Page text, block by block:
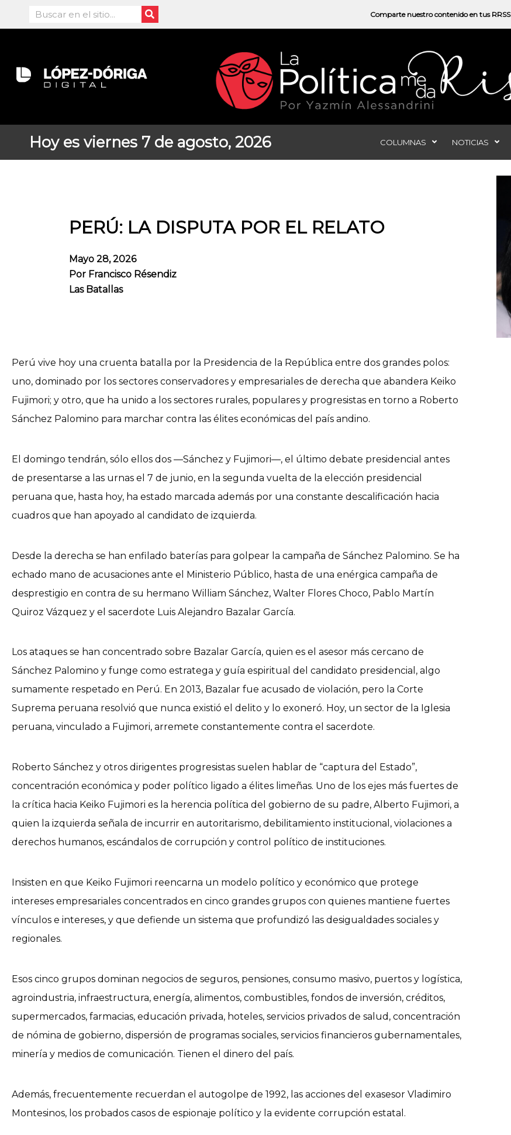
Search Comparte nuestro contenido en tus RRSS
Hoy es viernes 7 de agosto, 2026 COLUMNAS NOTICIAS
PERÚ: LA DISPUTA POR EL RELATO
Mayo 28, 2026
Por Francisco Résendiz
Las Batallas
Perú vive hoy una cruenta batalla por la Presidencia de la República entre dos grandes polos:
uno, dominado por los sectores conservadores y empresariales de derecha que abandera Keiko
Fujimori; y otro, que ha unido a los sectores rurales, populares y progresistas en torno a Roberto
Sánchez Palomino para marchar contra las élites económicas del país andino.
El domingo tendrán, sólo ellos dos —Sánchez y Fujimori—, el último debate presidencial antes
de presentarse a las urnas el 7 de junio, en la segunda vuelta de la elección presidencial
peruana que, hasta hoy, ha estado marcada además por una constante descalificación hacia
cuadros que han apoyado al candidato de izquierda.
Desde la derecha se han enfilado baterías para golpear la campaña de Sánchez Palomino. Se ha
echado mano de acusaciones ante el Ministerio Público, hasta de una enérgica campaña de
desprestigio en contra de su hermano William Sánchez, Walter Flores Choco, Pablo Martín
Quiroz Vázquez y el sacerdote Luis Alejandro Bazalar García.
Los ataques se han concentrado sobre Bazalar García, quien es el asesor más cercano de
Sánchez Palomino y funge como estratega y guía espiritual del candidato presidencial, algo
sumamente respetado en Perú. En 2013, Bazalar fue acusado de violación, pero la Corte
Suprema peruana resolvió que nunca existió el delito y lo exoneró. Hoy, un sector de la Iglesia
peruana, vinculado a Fujimori, arremete constantemente contra el sacerdote.
Roberto Sánchez y otros dirigentes progresistas suelen hablar de “captura del Estado”,
concentración económica y poder político ligado a élites limeñas. Uno de los ejes más fuertes de
la crítica hacia Keiko Fujimori es la herencia política del gobierno de su padre, Alberto Fujimori, a
quien la izquierda señala de incurrir en autoritarismo, debilitamiento institucional, violaciones a
derechos humanos, escándalos de corrupción y control político de instituciones.
Insisten en que Keiko Fujimori reencarna un modelo político y económico que protege
intereses empresariales concentrados en cinco grandes grupos con quienes mantiene fuertes
vínculos e intereses, y que defiende un sistema que profundizó las desigualdades sociales y
regionales.
Esos cinco grupos dominan negocios de seguros, pensiones, consumo masivo, puertos y logística,
agroindustria, infraestructura, energía, alimentos, combustibles, fondos de inversión, créditos,
supermercados, farmacias, educación privada, hoteles, servicios privados de salud, concentración
de nómina de gobierno, dispersión de programas sociales, servicios financieros gubernamentales,
minería y medios de comunicación. Tienen el dinero del país.
Además, frecuentemente recuerdan el autogolpe de 1992, las acciones del exasesor Vladimiro
Montesinos, los probados casos de espionaje político y la evidente corrupción estatal.